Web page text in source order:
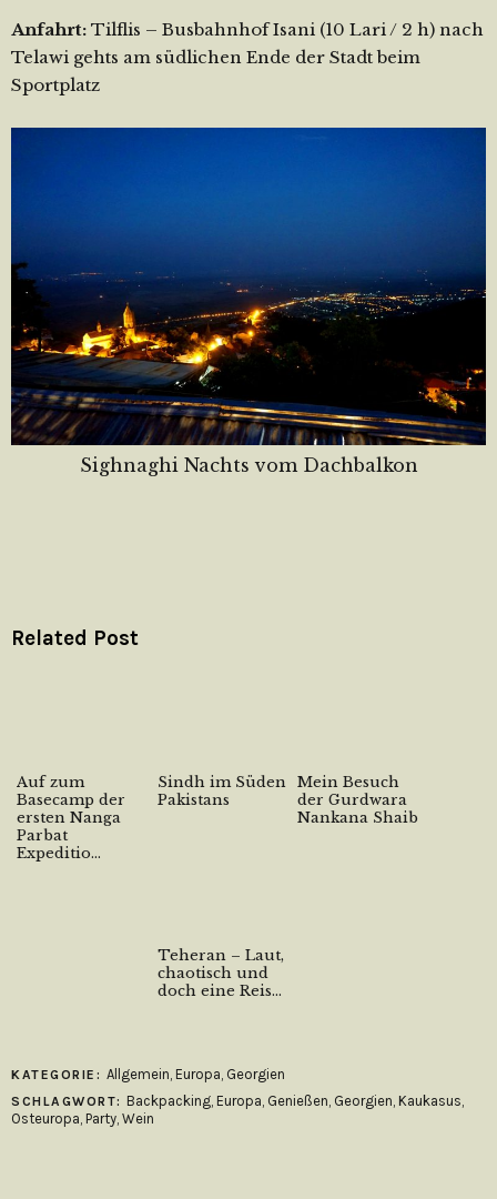
Anfahrt: Tilflis – Busbahnhof Isani (10 Lari / 2 h) nach
Telawi gehts am südlichen Ende der Stadt beim
Sportplatz
Sighnaghi Nachts vom Dachbalkon
Related Post
Auf zum
Basecamp der
ersten Nanga
Parbat
Expeditio...
Sindh im Süden
Pakistans
Mein Besuch
der Gurdwara
Nankana Shaib
Teheran – Laut,
chaotisch und
doch eine Reis...
KATEGORIE: Allgemein Europa Georgien
SCHLAGWORT: Backpacking Europa Genießen Georgien Kaukasus
Osteuropa Party Wein